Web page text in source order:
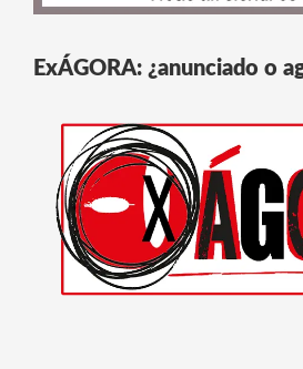
ExÁGORA: ¿anunciado o